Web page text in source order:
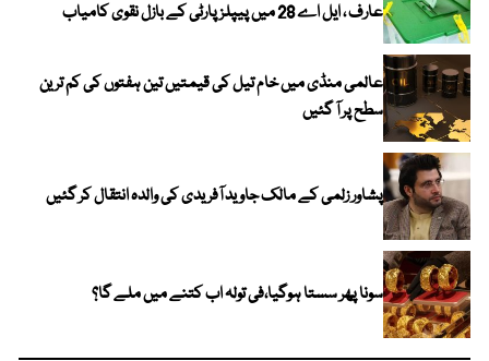
عارف ، ایل اے 28 میں پیپلز پارٹی کے بازل نقوی کامیاب
عالمی منڈی میں خام تیل کی قیمتیں تین ہفتوں کی کم ترین
سطح پر آ گئیں
پشاور زلمی کے مالک جاوید آفریدی کی والدہ انتقال کر گئیں
سونا پھر سستا ہوگیا،فی تولہ اب کتنے میں ملے گا؟